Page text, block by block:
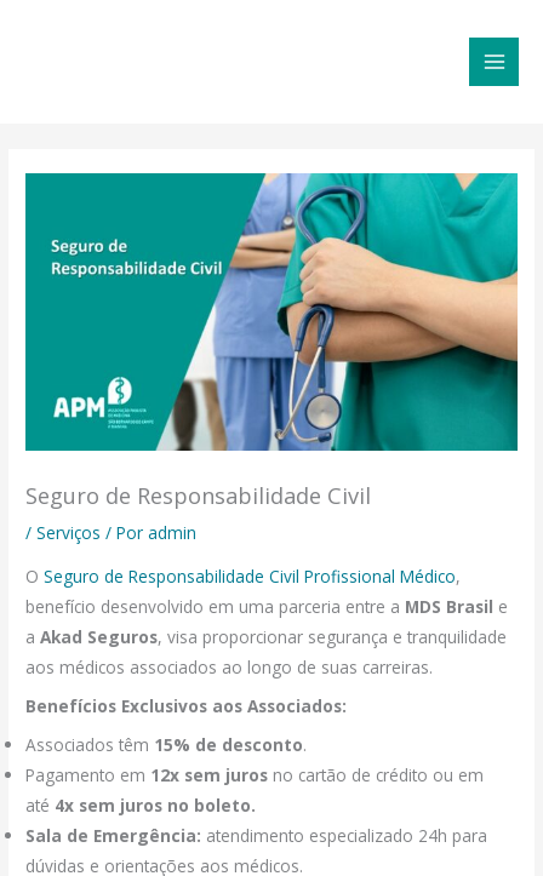
Seguro de Responsabilidade Civil
/Serviços / Poradmin
OSeguro de Responsabilidade Civil Profissional Médico,
benefício desenvolvido em uma parceria entre a MDS Brasil e
a Akad Seguros, visa proporcionar segurança e tranquilidade
aos médicos associados ao longo de suas carreiras.
Benefícios Exclusivos aos Associados:
Associados têm 15% de desconto.
Pagamento em 12x sem juros no cartão de crédito ou em
até 4x sem juros no boleto.
Sala de Emergência: atendimento especializado 24h para
dúvidas e orientações aos médicos.